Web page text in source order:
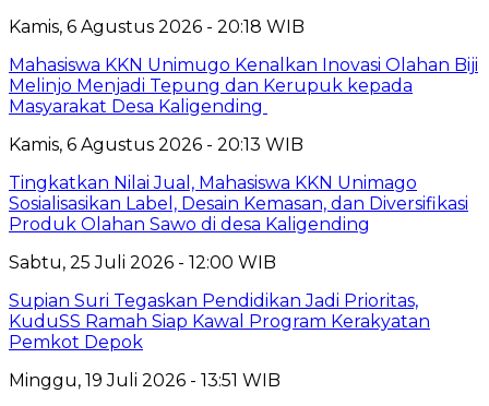
Kamis, 6 Agustus 2026 - 20:18 WIB
Mahasiswa KKN Unimugo Kenalkan Inovasi Olahan Biji
Melinjo Menjadi Tepung dan Kerupuk kepada
Masyarakat Desa Kaligending
Kamis, 6 Agustus 2026 - 20:13 WIB
Tingkatkan Nilai Jual, Mahasiswa KKN Unimago
Sosialisasikan Label, Desain Kemasan, dan Diversifikasi
Produk Olahan Sawo di desa Kaligending
Sabtu, 25 Juli 2026 - 12:00 WIB
Supian Suri Tegaskan Pendidikan Jadi Prioritas,
KuduSS Ramah Siap Kawal Program Kerakyatan
Pemkot Depok
Minggu, 19 Juli 2026 - 13:51 WIB